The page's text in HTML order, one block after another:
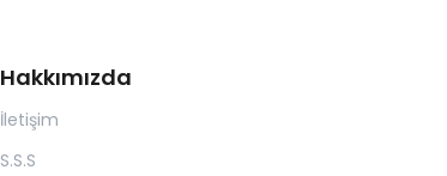
Hakkımızda
İletişim
S.S.S